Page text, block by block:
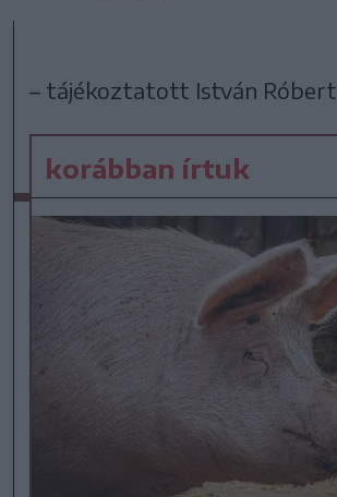
– tájékoztatott István Róbert.
korábban írtuk